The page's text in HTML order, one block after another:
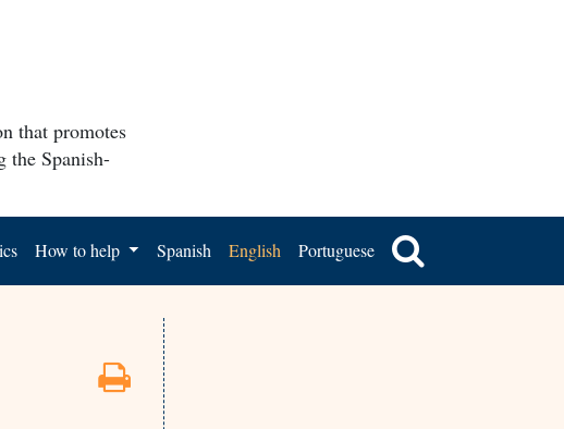
that promotes
the Spanish-
How to help Spanish English Portuguese